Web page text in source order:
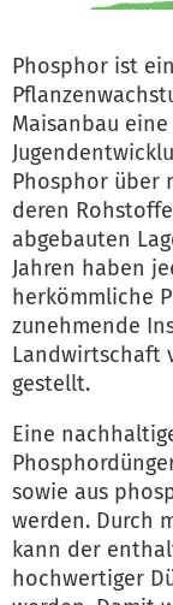
Phosphor ist
Maisanbau
Phosphor über
deren
abgebauten
Jahren haben
herkömmliche
zunehmende
Landwirtschaft
gestellt.
Eine
sowie aus
werden. Durch
kann der
hochwertiger